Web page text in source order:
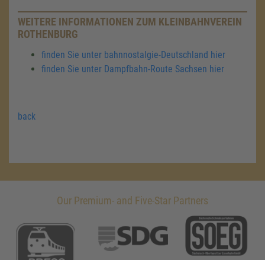
WEITERE INFORMATIONEN ZUM KLEINBAHNVEREIN
ROTHENBURG
finden Sie unter bahnnostalgie-Deutschland hier
finden Sie unter Dampfbahn-Route Sachsen hier
back
Our Premium- and Five-Star Partners